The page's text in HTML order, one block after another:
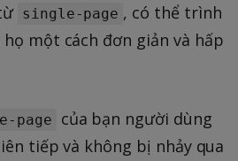
single-page , có thể trình
họ một cách đơn giản và hấp
page
của bạn người dùng
tiếp và không bị nhảy qua